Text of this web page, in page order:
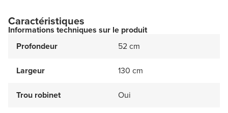
Caractéristiques
Informations techniques sur le produit
Profondeur
52 cm
Largeur 130 cm
Trou robinet Oui